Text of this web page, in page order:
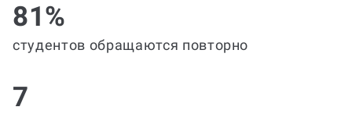
81%
студентов обращаются повторно
7